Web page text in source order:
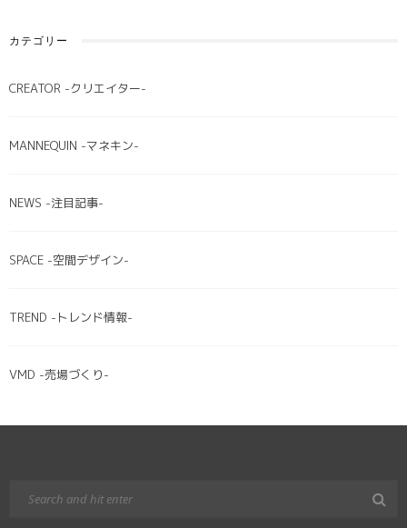
カテゴリー
CREATOR -クリエイター-
MANNEQUIN -マネキン-
NEWS -注目記事-
SPACE -空間デザイン-
TREND -トレンド情報-
VMD -売場づくり-